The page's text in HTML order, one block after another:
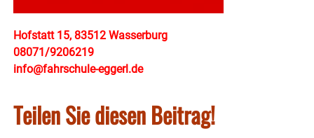
Hofstatt 15, 83512 Wasserburg
08071/9206219
info@fahrschule-eggerl.de
Teilen Sie diesen Beitrag!